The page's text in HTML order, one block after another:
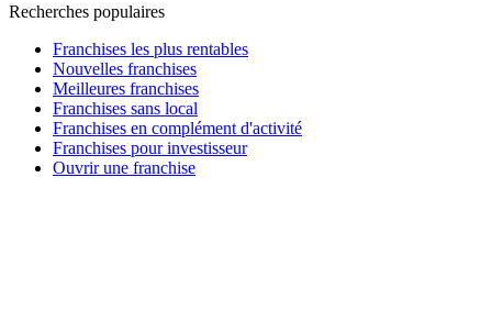
Recherches populaires
Franchises les plus rentables
Nouvelles franchises
Meilleures franchises
Franchises sans local
Franchises en complément d'activité
Franchises pour investisseur
Ouvrir une franchise